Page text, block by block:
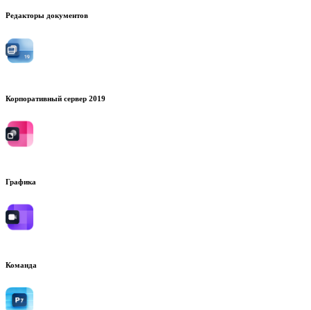
Редакторы документов
Корпоративный сервер 2019
Графика
Команда